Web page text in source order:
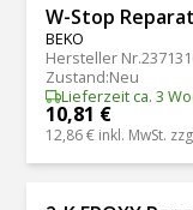
W-Stop
BEKO
Hersteller Nr.
Zustand:Neu
Lieferzeit ca. 3
10,81 €
12,86 € inkl. MwSt.